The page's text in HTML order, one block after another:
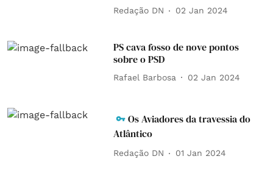
Redação DN 02 Jan 2024
PS cava fosso de nove pontos
sobre o PSD
Rafael Barbosa 02 Jan 2024
Os Aviadores da travessia do
Atlântico
Redação DN 01 Jan 2024